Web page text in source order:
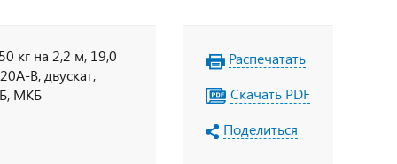
кг на 2,2 м, 19,0
B, двускат,
МКБ
Распечатать
Скачать PDF
Поделиться